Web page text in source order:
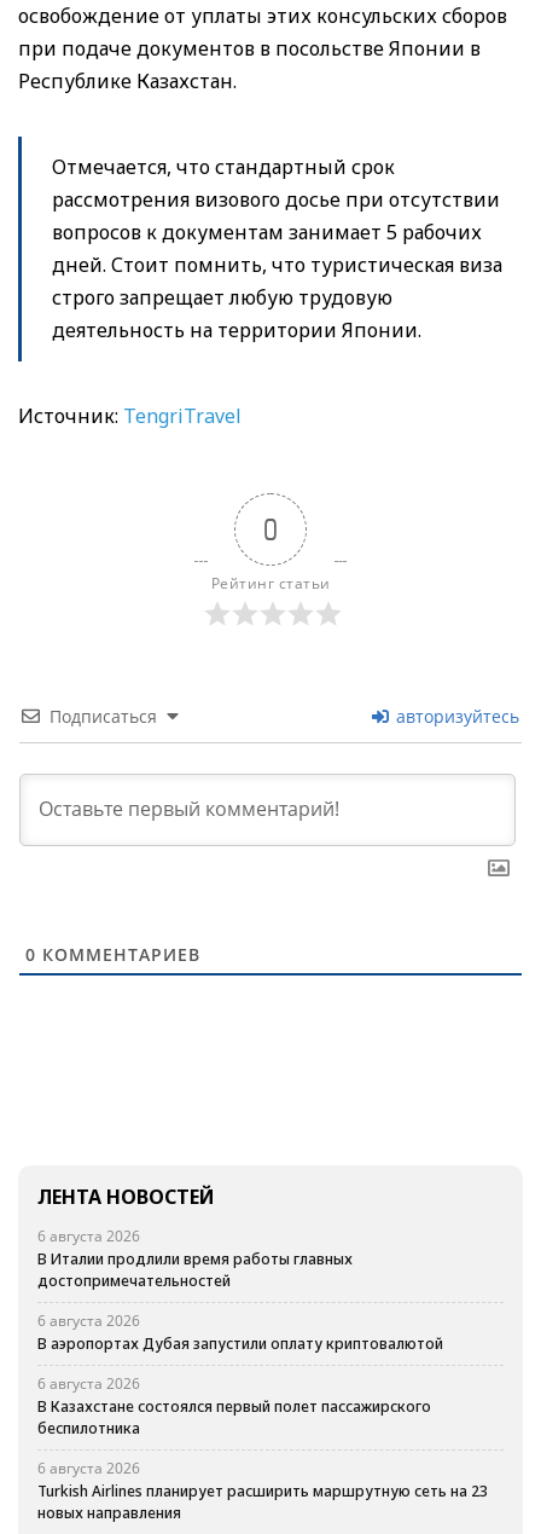
освобождение от уплаты этих консульских сборов
при подаче документов в посольстве Японии в
Республике Казахстан.
Отмечается, что стандартный срок
рассмотрения визового досье при отсутствии
вопросов к документам занимает 5 рабочих
дней. Стоит помнить, что туристическая виза
строго запрещает любую трудовую
деятельность на территории Японии.
Источник: TengriTravel
0
Рейтинг статьи
Подписаться авторизуйтесь
0 КОММЕНТАРИЕВ
ЛЕНТА НОВОСТЕЙ
6 августа 2026
В Италии продлили время работы главных
достопримечательностей
6 августа 2026
В аэропортах Дубая запустили оплату криптовалютой
6 августа 2026
В Казахстане состоялся первый полет пассажирского
беспилотника
6 августа 2026
Turkish Airlines планирует расширить маршрутную сеть на 23
новых направления